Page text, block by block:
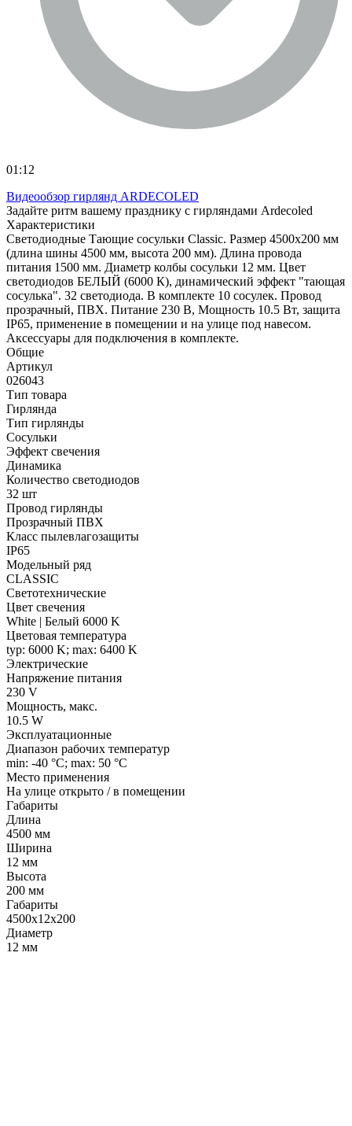
01:12
Видеообзор гирлянд ARDECOLED
Задайте ритм вашему празднику с гирляндами Ardecoled
Характеристики
Светодиодные Тающие сосульки Classic. Размер 4500x200 мм
(длина шины 4500 мм, высота 200 мм). Длина провода
питания 1500 мм. Диаметр колбы сосульки 12 мм. Цвет
светодиодов БЕЛЫЙ (6000 К), динамический эффект "тающая
сосулька". 32 светодиода. В комплекте 10 сосулек. Провод
прозрачный, ПВХ. Питание 230 В, Мощность 10.5 Вт, защита
IP65, применение в помещении и на улице под навесом.
Аксессуары для подключения в комплекте.
Общие
Артикул
026043
Тип товара
Гирлянда
Тип гирлянды
Сосульки
Эффект свечения
Динамика
Количество светодиодов
32 шт
Провод гирлянды
Прозрачный ПВХ
Класс пылевлагозащиты
IP65
Модельный ряд
CLASSIC
Светотехнические
Цвет свечения
White | Белый 6000 K
Цветовая температура
typ: 6000 K; max: 6400 K
Электрические
Напряжение питания
230 V
Мощность, макс.
10.5 W
Эксплуатационные
Диапазон рабочих температур
min: -40 °C; max: 50 °C
Место применения
На улице открыто / в помещении
Габариты
Длина
4500 мм
Ширина
12 мм
Высота
200 мм
Габариты
4500x12x200
Диаметр
12 мм